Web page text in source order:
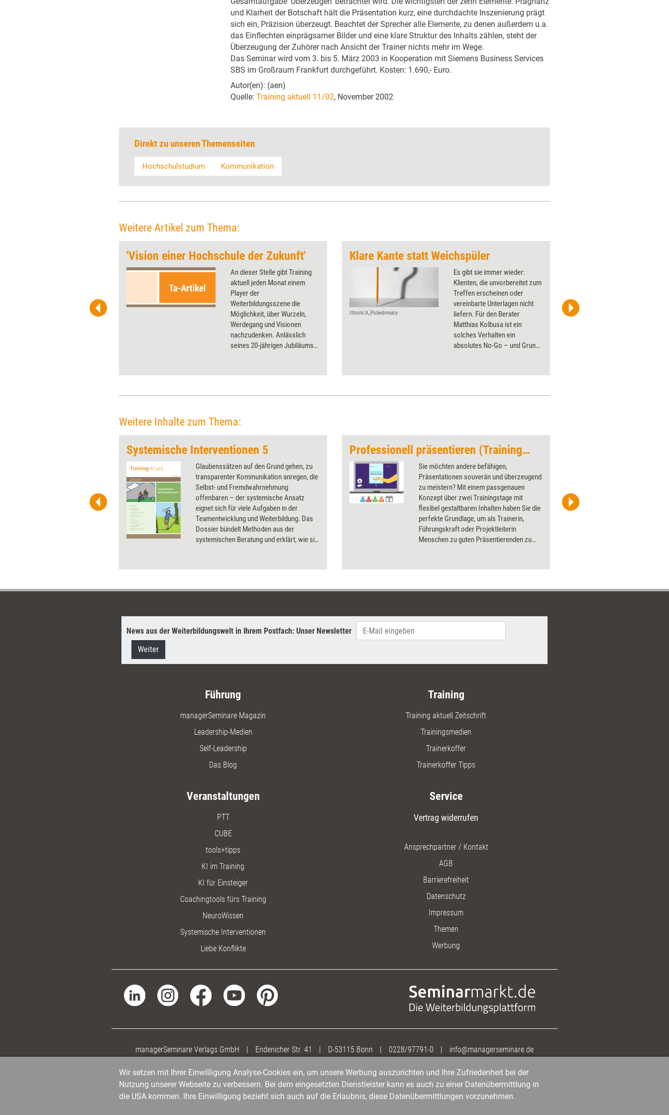
und Klarheit der Botschaft hält die Präsentation kurz, eine durchdachte Inszenierung prägt
sich ein, Präzision überzeugt. Beachtet der Sprecher alle Elemente, zu denen außerdem u.a.
das Einflechten einprägsamer Bilder und eine klare Struktur des Inhalts zählen, steht der
Überzeugung der Zuhörer nach Ansicht der Trainer nichts mehr im Wege.
Das Seminar wird vom 3. bis 5. März 2003 in Kooperation mit Siemens Business Services
SBS im Großraum Frankfurt durchgeführt. Kosten: 1.690,- Euro.
Autor(en): (aen)
Quelle: Training aktuell 11/02, November 2002
Direkt zu unseren Themenseiten
Hochschulstudium Kommunikation
Weitere Artikel zum Thema:
nicht nur unproduktiv, sondern
'Vision einer Hochschule der Zukunft'
An dieser Stelle gibt Training
aktuell jeden Monat einem
Player der
Weiterbildungsszene die
Möglichkeit, über Wurzeln,
Werdegang und Visionen
nachzudenken. Anlässlich
seines 20-jährigen Jubiläums
(DISC) an der TU
Klare Kante statt Weichspüler
iStock/A_Pobedimskiy
Es gibt sie immer wieder:
Klienten, die unvorbereitet zum
Treffen erscheinen oder
vereinbarte Unterlagen nicht
liefern. Für den Berater
Matthias Kolbusa ist ein
solches Verhalten ein
absolutes No-Go – und Grund
Janine Dengel
Weitere Inhalte zum Thema:
Systemische Interventionen 5
Glaubenssätzen auf den Grund gehen, zu
transparenter Kommunikation anregen, die
Selbst- und Fremdwahrnehmung
offenbaren – der systemische Ansatz
eignet sich für viele Aufgaben in der
Teamentwicklung und Weiterbildung. Das
Dossier bündelt Methoden aus der
systemischen Beratung und erklärt, wie sie
Professionell präsentieren (Trainingskonzept)
Sie möchten andere befähigen,
Präsentationen souverän und überzeugend
zu meistern? Mit einem passgenauen
Konzept über zwei Trainingstage mit
flexibel gestaltbaren Inhalten haben Sie die
perfekte Grundlage, um als Trainerin,
Führungskraft oder Projektleiterin
Menschen zu guten Präsentierenden zu
eigene Performance zu steigern, üben Sie
Sie die Kunst der Visualisierung. Mit
Erfolg – für Sie und Ihre Lernenden!
News aus der Weiterbildungswelt in Ihrem Postfach: Unser Newsletter
Weiter
Führung
managerSeminare Magazin
Leadership-Medien
Self-Leadership
Das Blog
Training
Training aktuell Zeitschrift
Trainingsmedien
Trainerkoffer
Trainerkoffer Tipps
Veranstaltungen
PTT
CUBE
tools+tipps
KI im Training
KI für Einsteiger
Coachingtools fürs Training
NeuroWissen
Systemische Interventionen
Liebe Konflikte
Service
Vertrag widerrufen
Ansprechpartner / Kontakt
AGB
Barrierefreiheit
Datenschutz
Impressum
Themen
Werbung
managerSeminare Verlags GmbH | Endenicher Str. 41 | D-53115 Bonn | 0228/97791-0 | info@managerseminare.de
Wir setzen mit Ihrer Einwilligung Analyse-Cookies ein, um unsere Werbung auszurichten und Ihre Zufriedenheit bei der
Nutzung unserer Webseite zu verbessern. Bei dem eingesetzten Dienstleister kann es auch zu einer Datenübermittlung in
die USA kommen. Ihre Einwilligung bezieht sich auch auf die Erlaubnis, diese Datenübermittlungen vorzunehmen.